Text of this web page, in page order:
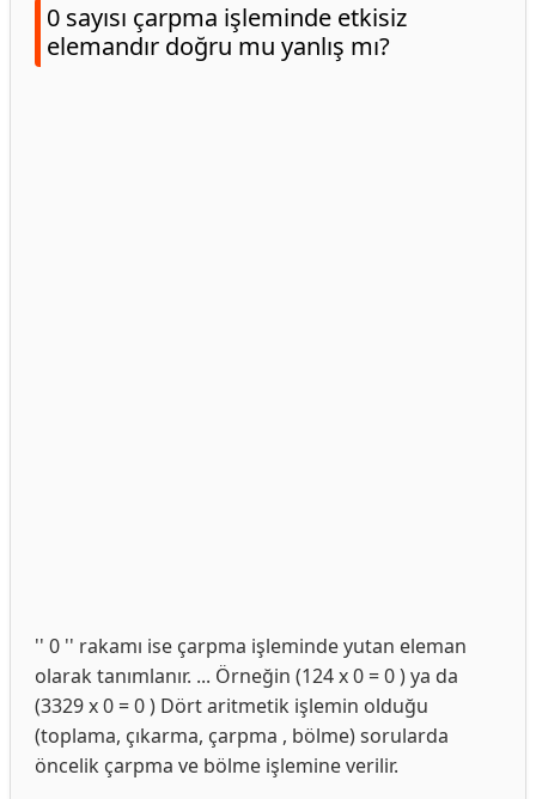
0 sayısı çarpma işleminde etkisiz
elemandır doğru mu yanlış mı?
'' 0 '' rakamı ise çarpma işleminde yutan eleman
olarak tanımlanır. ... Örneğin (124 x 0 = 0 ) ya da
(3329 x 0 = 0 ) Dört aritmetik işlemin olduğu
(toplama, çıkarma, çarpma , bölme) sorularda
öncelik çarpma ve bölme işlemine verilir.